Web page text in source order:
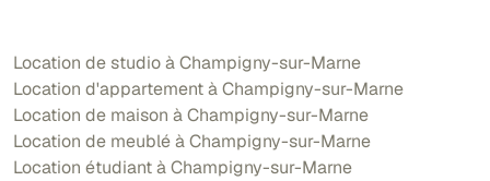
Location de studio à Champigny-sur-Marne
Location d'appartement à Champigny-sur-Marne
Location de maison à Champigny-sur-Marne
Location de meublé à Champigny-sur-Marne
Location étudiant à Champigny-sur-Marne